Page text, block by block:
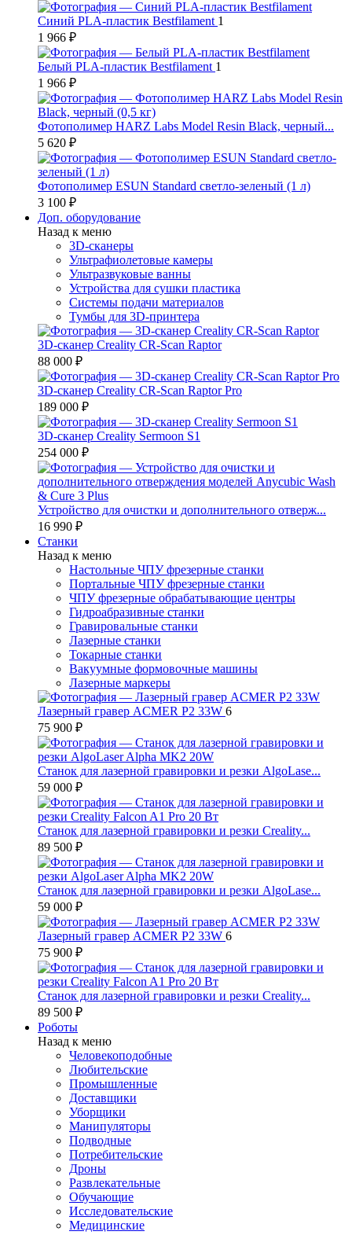
Синий PLA-пластик Bestfilament 1
1 966 ₽
Белый PLA-пластик Bestfilament 1
1 966 ₽
Фотополимер HARZ Labs Model Resin Black, черный...
5 620 ₽
Фотополимер ESUN Standard светло-зеленый (1 л)
3 100 ₽
Доп. оборудование
Назад к меню
3D-сканеры
Ультрафиолетовые камеры
Ультразвуковые ванны
Устройства для сушки пластика
Системы подачи материалов
Тумбы для 3D-принтера
3D-сканер Creality CR-Scan Raptor
88 000 ₽
3D-сканер Creality CR-Scan Raptor Pro
189 000 ₽
3D-сканер Creality Sermoon S1
254 000 ₽
Устройство для очистки и дополнительного отверж...
16 990 ₽
Станки
Назад к меню
Настольные ЧПУ фрезерные станки
Портальные ЧПУ фрезерные станки
ЧПУ фрезерные обрабатывающие центры
Гидроабразивные станки
Гравировальные станки
Лазерные станки
Токарные станки
Вакуумные формовочные машины
Лазерные маркеры
Лазерный гравер ACMER P2 33W 6
75 900 ₽
Станок для лазерной гравировки и резки AlgoLase...
59 000 ₽
Станок для лазерной гравировки и резки Creality...
89 500 ₽
Станок для лазерной гравировки и резки AlgoLase...
59 000 ₽
Лазерный гравер ACMER P2 33W 6
75 900 ₽
Станок для лазерной гравировки и резки Creality...
89 500 ₽
Роботы
Назад к меню
Человекоподобные
Любительские
Промышленные
Доставщики
Уборщики
Манипуляторы
Подводные
Потребительские
Дроны
Развлекательные
Обучающие
Исследовательские
Медицинские